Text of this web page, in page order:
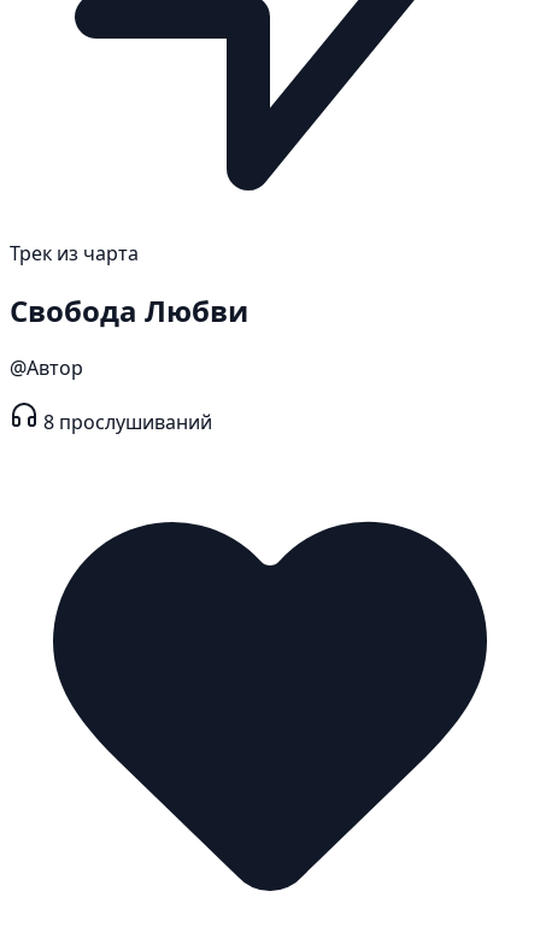
Трек из чарта
Свобода Любви
@Автор
8 прослушиваний